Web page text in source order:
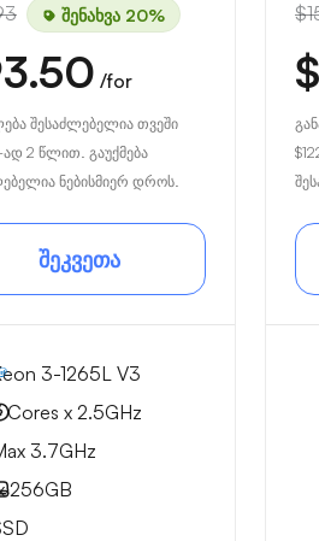
შენახვა 20%
/for
შესაძლებელია თვეში
ად 2 წლით. გაუქმება
ნებისმიერ დროს.
შეკვეთა
3-1265L V3
Cores x 2.5GHz
3.7GHz
256GB